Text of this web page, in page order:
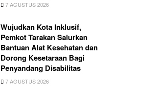
7 AGUSTUS 2026
Wujudkan Kota Inklusif,
Pemkot Tarakan Salurkan
Bantuan Alat Kesehatan dan
Dorong Kesetaraan Bagi
Penyandang Disabilitas
7 AGUSTUS 2026